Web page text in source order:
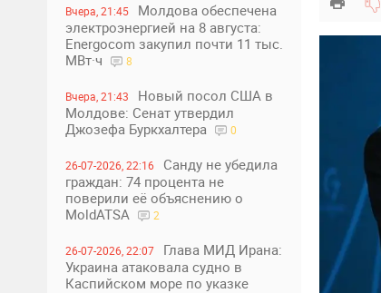
Вчера, 21:45
Молдова обеспечена
электроэнергией на 8 августа:
Energocom закупил почти 11 тыс.
МВт·ч
8
Вчера, 21:43
Новый посол США в
Молдове: Сенат утвердил
Джозефа Буркхалтера
0
26-07-2026, 22:16
Санду не убедила
граждан: 74 процента не
поверили её объяснению о
MoldATSA
2
26-07-2026, 22:07
Глава МИД Ирана:
Украина атаковала судно в
Каспийском море по указке